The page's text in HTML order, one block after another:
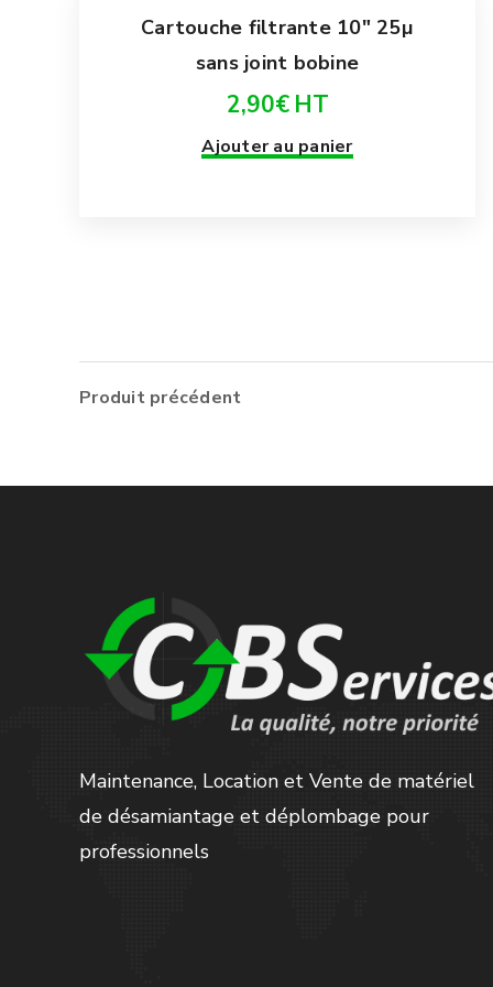
Cartouche filtrante 10″ 25µ
sans joint bobine
2,90€ HT
Ajouter au panier
Produit précédent
Maintenance, Location et Vente de matériel
de désamiantage et déplombage pour
professionnels